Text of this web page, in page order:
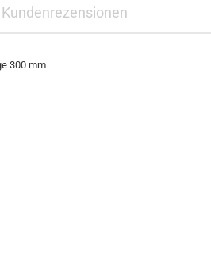
Kundenrezensionen
300 mm